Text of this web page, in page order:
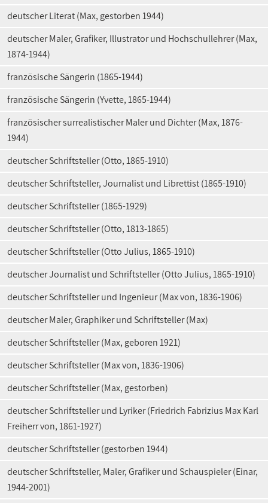
deutscher Literat (Max, gestorben 1944)
deutscher Maler, Grafiker, Illustrator und Hochschullehrer (Max,
1874-1944)
französische Sängerin (1865-1944)
französische Sängerin (Yvette, 1865-1944)
französischer surrealistischer Maler und Dichter (Max, 1876-
1944)
deutscher Schriftsteller (Otto, 1865-1910)
deutscher Schriftsteller, Journalist und Librettist (1865-1910)
deutscher Schriftsteller (1865-1929)
deutscher Schriftsteller (Otto, 1813-1865)
deutscher Schriftsteller (Otto Julius, 1865-1910)
deutscher Journalist und Schriftsteller (Otto Julius, 1865-1910)
deutscher Schriftsteller und Ingenieur (Max von, 1836-1906)
deutscher Maler, Graphiker und Schriftsteller (Max)
deutscher Schriftsteller (Max, geboren 1921)
deutscher Schriftsteller (Max von, 1836-1906)
deutscher Schriftsteller (Max, gestorben)
deutscher Schriftsteller und Lyriker (Friedrich Fabrizius Max Karl
Freiherr von, 1861-1927)
deutscher Schriftsteller (gestorben 1944)
deutscher Schriftsteller, Maler, Grafiker und Schauspieler (Einar,
1944-2001)